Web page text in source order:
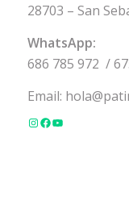
28703 – San
WhatsApp:
686 785 972 /
Email: